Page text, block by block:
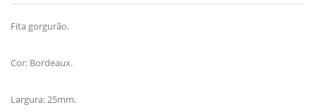
Fita gorgurão.
Cor: Bordeaux.
Largura: 25mm.